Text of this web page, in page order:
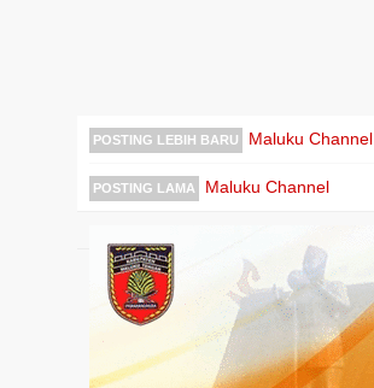
POSTING LEBIH BARU Maluku Channel
POSTING LAMA Maluku Channel